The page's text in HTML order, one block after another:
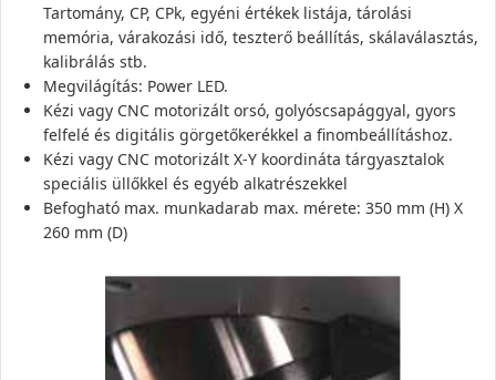
Tartomány, CP, CPk, egyéni értékek listája, tárolási
memória, várakozási idő, teszterő beállítás, skálaválasztás,
kalibrálás stb.
Megvilágítás: Power LED.
Kézi vagy CNC motorizált orsó, golyóscsapággyal, gyors
felfelé és digitális görgetőkerékkel a finombeállításhoz.
Kézi vagy CNC motorizált X-Y koordináta tárgyasztalok
speciális üllőkkel és egyéb alkatrészekkel
Befogható max. munkadarab max. mérete: 350 mm (H) X
260 mm (D)